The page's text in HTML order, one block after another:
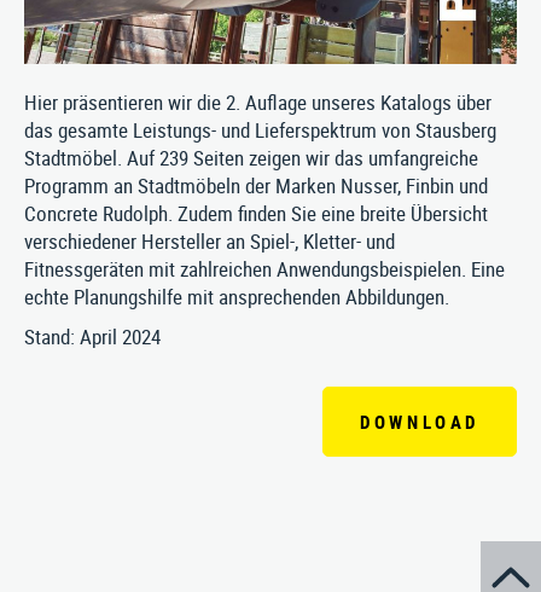
Hier präsentieren wir die 2. Auflage unseres Katalogs über
das gesamte Leistungs- und Lieferspektrum von Stausberg
Stadtmöbel. Auf 239 Seiten zeigen wir das umfangreiche
Programm an Stadtmöbeln der Marken Nusser, Finbin und
Concrete Rudolph. Zudem finden Sie eine breite Übersicht
verschiedener Hersteller an Spiel-, Kletter- und
Fitnessgeräten mit zahlreichen Anwendungsbeispielen. Eine
echte Planungshilfe mit ansprechenden Abbildungen.
Stand: April 2024
DOWNLOAD